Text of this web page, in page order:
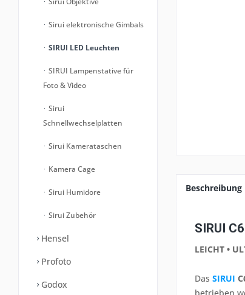
Sirui elektronische Gimbals
SIRUI LED Leuchten
SIRUI Lampenstative für
Foto & Video
Sirui
Schnellwechselplatten
Sirui Kamerataschen
Kamera Cage
Sirui Humidore
Sirui Zubehör
Hensel
Profoto
Godox
Beschreibung
SIRUI
LEICHT •
Das SIRUI